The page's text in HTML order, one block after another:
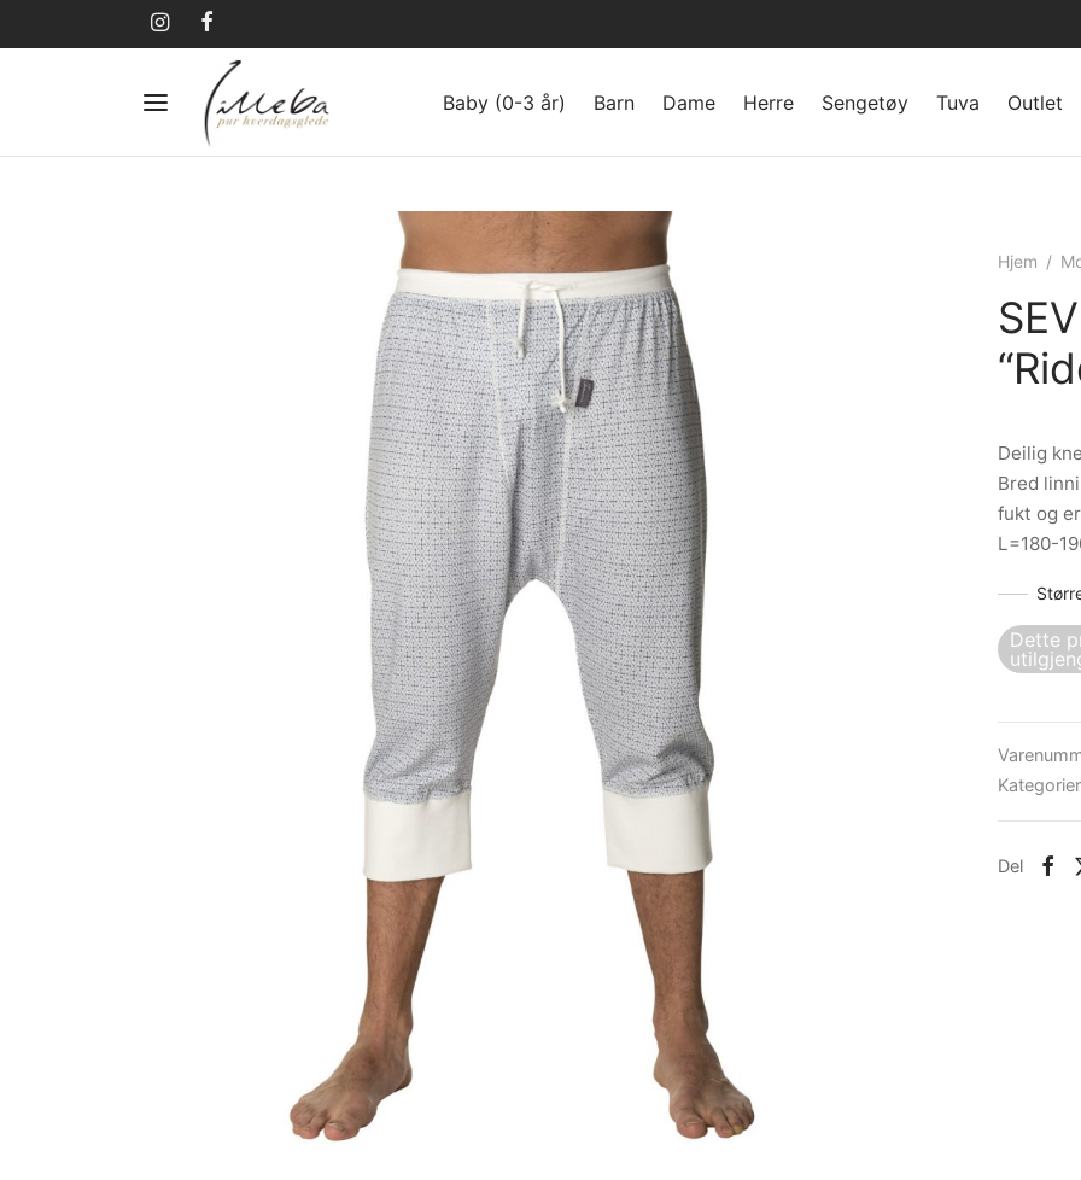
Baby (0-3 år) Barn Dame Herre Sengetøy Tuva Outlet
Hjem /
Deilig
Bred
fukt og
L=180-
Dette
Del